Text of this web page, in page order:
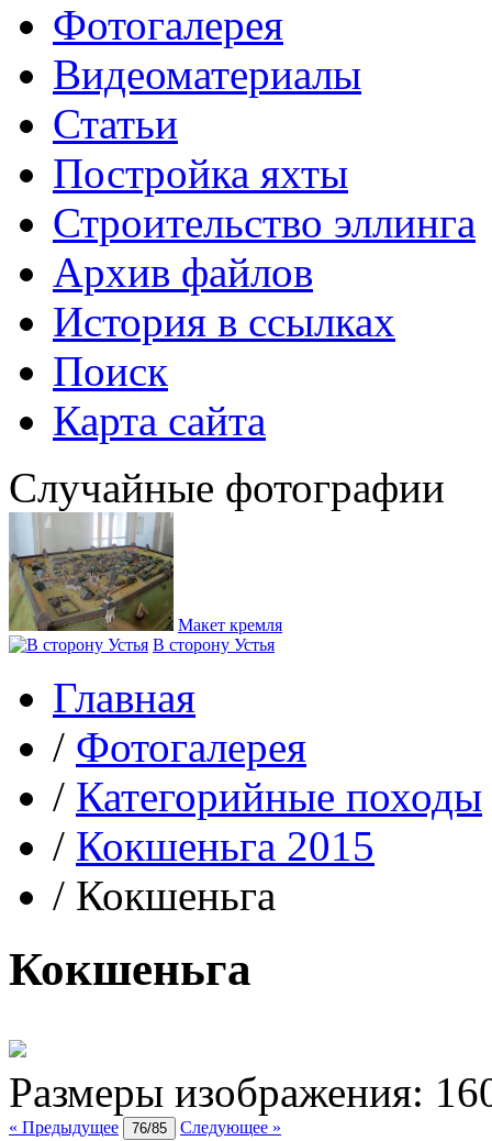
Фотогалерея
Видеоматериалы
Статьи
Постройка яхты
Строительство эллинга
Архив файлов
История в ссылках
Поиск
Карта сайта
Случайные фотографии
Макет кремля
В сторону Устья
Главная
/ Фотогалерея
/ Категорийные походы
/ Кокшеньга 2015
/ Кокшеньга
Кокшеньга
Размеры изображения:
« Предыдущее 76/85 Следующее »